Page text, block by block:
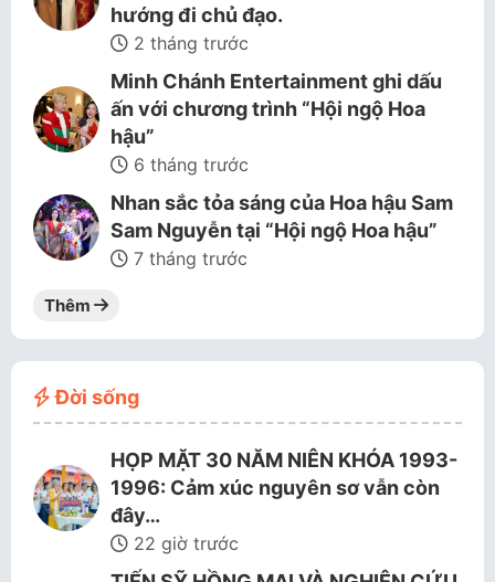
hướng đi chủ đạo.
2 tháng trước
Minh Chánh Entertainment ghi dấu
ấn với chương trình “Hội ngộ Hoa
hậu”
6 tháng trước
Nhan sắc tỏa sáng của Hoa hậu Sam
Sam Nguyễn tại “Hội ngộ Hoa hậu”
7 tháng trước
Thêm
Đời sống
HỌP MẶT 30 NĂM NIÊN KHÓA 1993-
1996: Cảm xúc nguyên sơ vẫn còn
đây…
22 giờ trước